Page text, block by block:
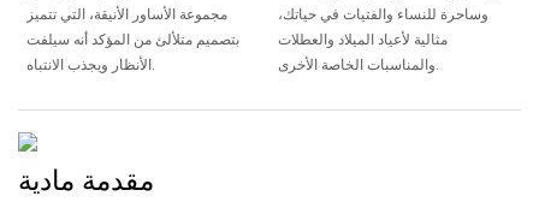
مجموعة الأساور الأنيقة، التي تتميز
بتصميم متلألئ من المؤكد أنه سيلفت
الأنظار ويجذب الانتباه.
وساحرة للنساء والفتيات في حياتك،
مثالية لأعياد الميلاد والعطلات
والمناسبات الخاصة الأخرى.
مقدمة مادية